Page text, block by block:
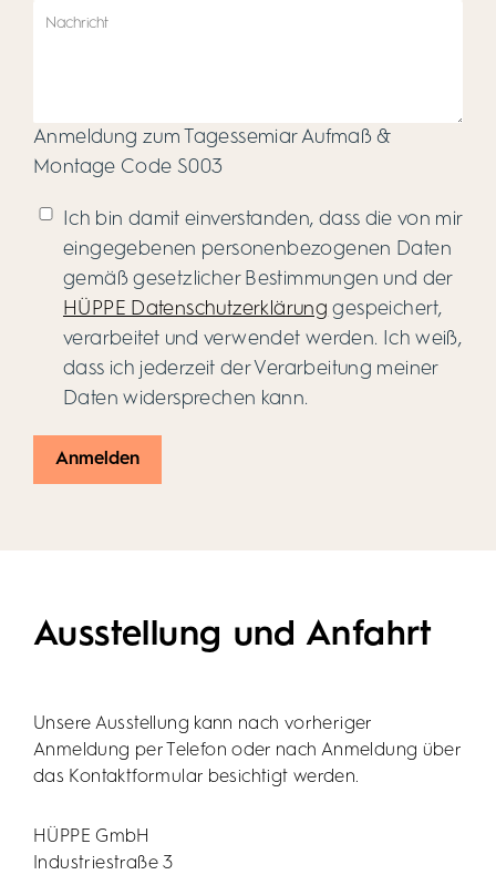
Anmeldung zum Tagessemiar Aufmaß &
Montage Code S003
Ich bin damit einverstanden, dass die von mir
eingegebenen personenbezogenen Daten
gemäß gesetzlicher Bestimmungen und der
HÜPPE Datenschutzerklärung gespeichert,
verarbeitet und verwendet werden. Ich weiß,
dass ich jederzeit der Verarbeitung meiner
Daten widersprechen kann.
Ausstellung und Anfahrt
Unsere Ausstellung kann nach vorheriger
Anmeldung per Telefon oder nach Anmeldung über
das Kontaktformular besichtigt werden.
HÜPPE GmbH
Industriestraße 3